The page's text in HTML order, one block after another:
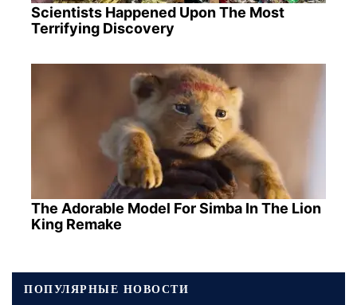
Scientists Happened Upon The Most
Terrifying Discovery
The Adorable Model For Simba In The Lion
King Remake
ПОПУЛЯРНЫЕ НОВОСТИ